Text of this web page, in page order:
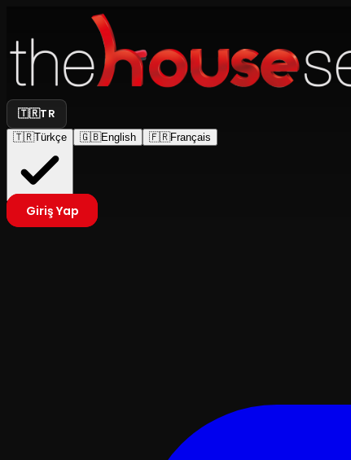
🇹🇷TR
🇹🇷Türkçe 🇬🇧English 🇫🇷Français
Giriş Yap